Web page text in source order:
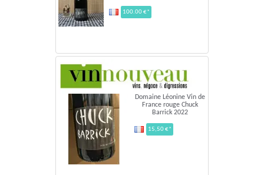
100.00 €*
Domaine Léonine Vin de
France rouge Chuck
Barrick 2022
15,50 €*